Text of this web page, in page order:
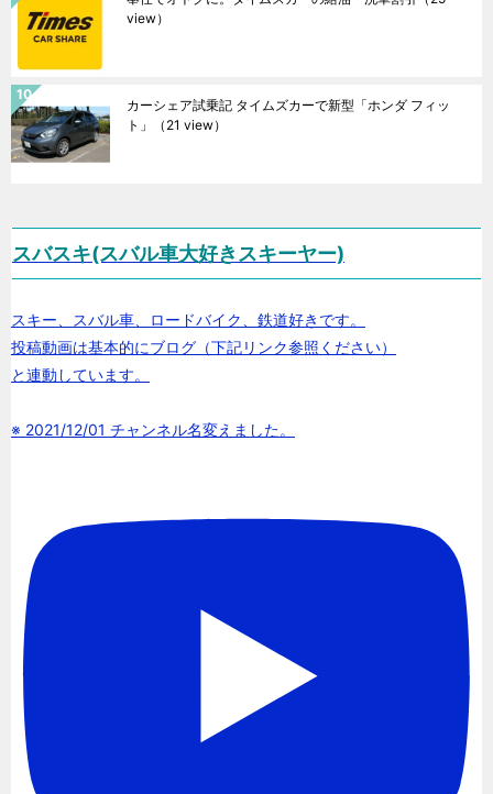
view）
カーシェア試乗記 タイムズカーで新型「ホンダ フィッ
ト」
（21 view）
スバスキ(スバル車大好きスキーヤー)
スキー、スバル車、ロードバイク、鉄道好きです。
投稿動画は基本的にブログ（下記リンク参照ください）
と連動しています。
※ 2021/12/01 チャンネル名変えました。